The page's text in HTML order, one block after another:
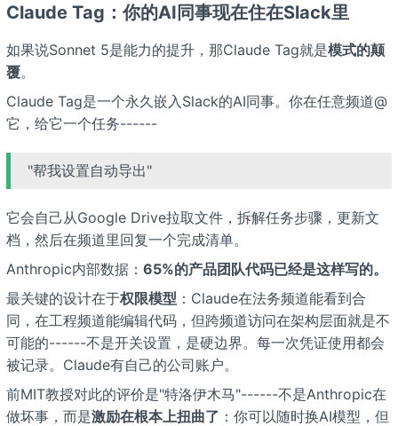
Claude Tag：你的AI同事现在住在Slack里
如果说Sonnet 5是能力的提升，那Claude Tag就是模式的颠
覆。
Claude Tag是一个永久嵌入Slack的AI同事。你在任意频道@
它，给它一个任务------
"帮我设置自动导出"
它会自己从Google Drive拉取文件，拆解任务步骤，更新文
档，然后在频道里回复一个完成清单。
Anthropic内部数据： 65%的产品团队代码已经是这样写的。
最关键的设计在于权限模型 ：Claude在法务频道能看到合
同，在工程频道能编辑代码，但跨频道访问在架构层面就是不
可能的------不是开关设置，是硬边界。每一次凭证使用都会
被记录。Claude有自己的公司账户。
前MIT教授对此的评价是"特洛伊木马"------不是Anthropic在
做坏事，而是激励在根本上扭曲了 ：你可以随时换AI模型，但